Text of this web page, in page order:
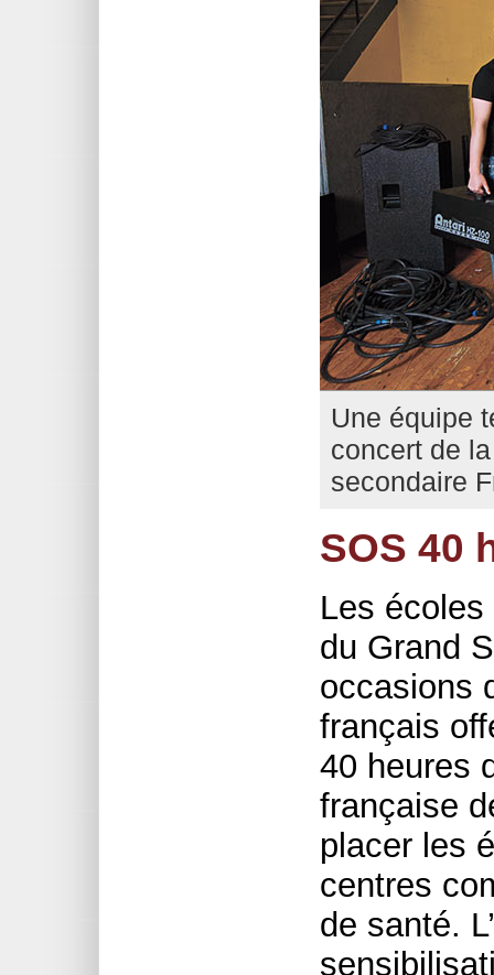
Une équipe
concert de
secondaire
SOS 40
Les
du Grand
occasions
français
40 heures
française
placer les
centres
de santé.